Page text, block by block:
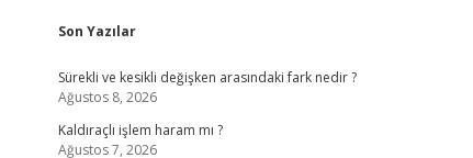
Sidebar
Son Yazılar
Sürekli ve kesikli değişken arasındaki fark nedir ?
Ağustos 8, 2026
Kaldıraçlı işlem haram mı ?
Ağustos 7, 2026
ilbet yeni giriş